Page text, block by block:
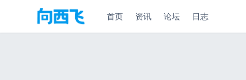
首页 资讯 论坛 日志